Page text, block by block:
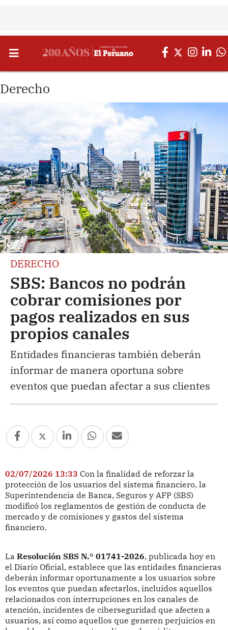
Derecho
DERECHO
SBS: Bancos no podrán
cobrar comisiones por
pagos realizados en sus
propios canales
Entidades financieras también deberán
informar de manera oportuna sobre
eventos que puedan afectar a sus clientes
02/07/2026 13:33 Con la finalidad de reforzar la
protección de los usuarios del sistema financiero, la
Superintendencia de Banca, Seguros y AFP (SBS)
modificó los reglamentos de gestión de conducta de
mercado y de comisiones y gastos del sistema
financiero.
La Resolución SBS N.° 01741-2026, publicada hoy en
el Diario Oficial, establece que las entidades financieras
deberán informar oportunamente a los usuarios sobre
los eventos que puedan afectarlos, incluidos aquellos
relacionados con interrupciones en los canales de
atención, incidentes de ciberseguridad que afecten a
usuarios, así como aquellos que generen perjuicios en